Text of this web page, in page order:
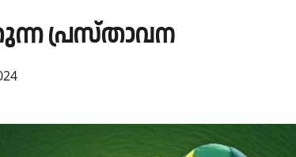
പ്രസ്താവന